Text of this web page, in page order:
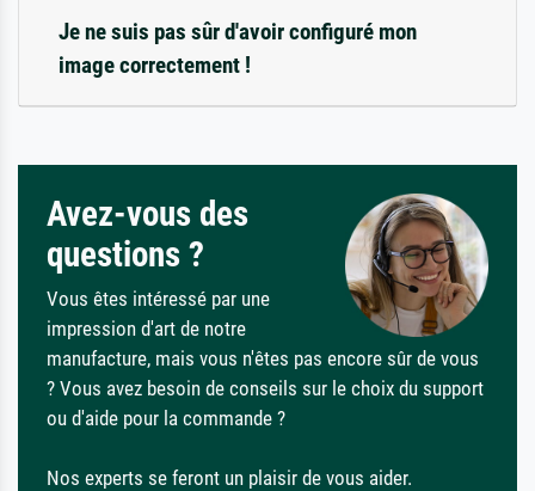
Je ne suis pas sûr d'avoir configuré mon
image correctement !
Avez-vous des
questions ?
Vous êtes intéressé par une
impression d'art de notre
manufacture, mais vous n'êtes pas encore sûr de vous
? Vous avez besoin de conseils sur le choix du support
ou d'aide pour la commande ?
Nos experts se feront un plaisir de vous aider.